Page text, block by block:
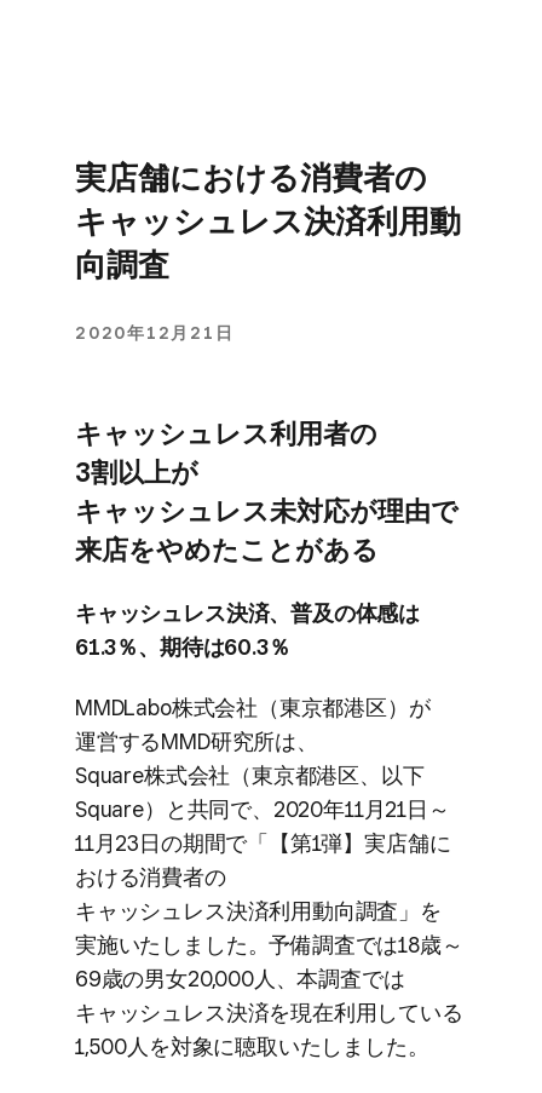
実店舗に​おける​消費者の​
キャッシュレス決済利用動
向調査
2020年12月21日
キャッシュレス利用者の​
3割以上が​
キャッシュレス未対応が​理由で​
来店を​やめた​ことがある
キャッシュレス決済、​普及の​体感は​
61.3％、​期待は​60.3％
MMDLabo株式会社​（東京都港区）が​
運営する​MMD研究所は、​
Square株式会社​（東京都港区、​以下​
Square）と​共同で、​2020年11月21日～
11月23日の​期間で​「【第1弾】実店舗に​
おける​消費者の​
キャッシュレス決済利用動向調査」を​
実施いたしました。​予備調査では​18歳～
69歳の​男女20,000人、​本調査では​
キャッシュレス決済を​現在利用している​
1,500人を​対象に​聴取いたしました。